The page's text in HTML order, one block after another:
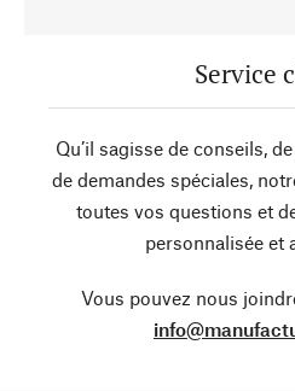
Service
Qu’il sagisse de conseils,
de demandes spéciales,
toutes vos questions et
personnalisée et
Vous pouvez nous